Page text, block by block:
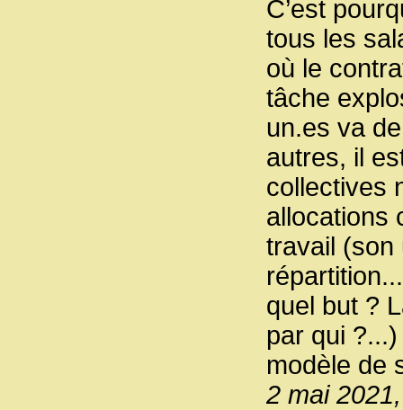
C’est
tous les
où le
tâche
un.es va
autres, il
collectives
allocations
travail (son
quel but ?
par qui
modèle de
2 mai